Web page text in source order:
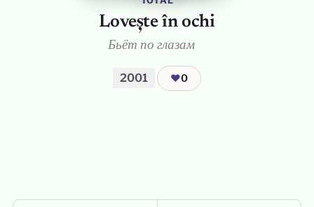
Lovește în ochi
Бьёт по глазам
2001 ❤0